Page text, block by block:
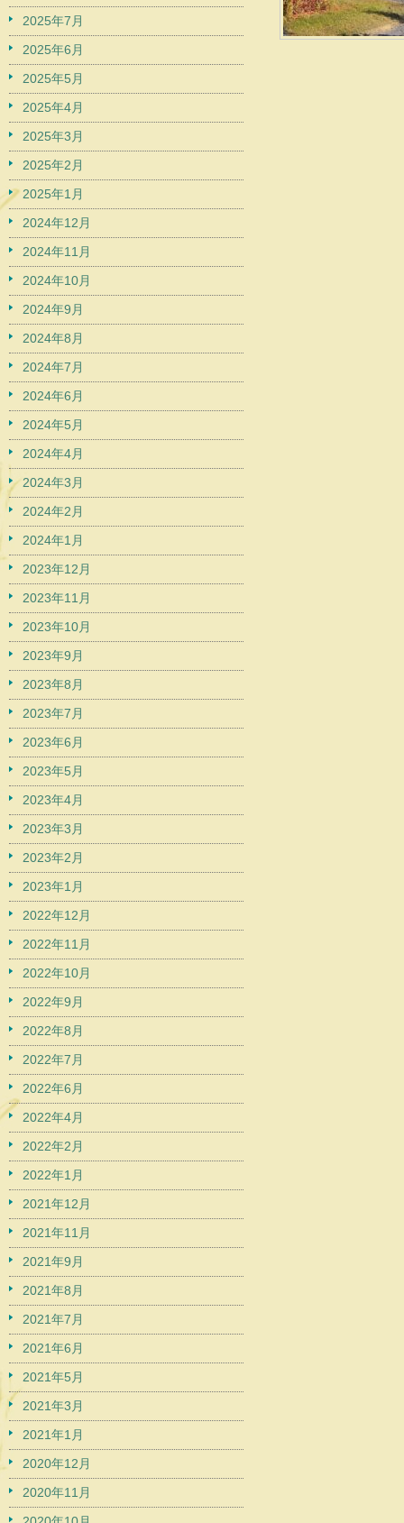
2025年7月
2025年6月
2025年5月
2025年4月
2025年3月
2025年2月
2025年1月
2024年12月
2024年11月
2024年10月
2024年9月
2024年8月
2024年7月
2024年6月
2024年5月
2024年4月
2024年3月
2024年2月
2024年1月
2023年12月
2023年11月
2023年10月
2023年9月
2023年8月
2023年7月
2023年6月
2023年5月
2023年4月
2023年3月
2023年2月
2023年1月
2022年12月
2022年11月
2022年10月
2022年9月
2022年8月
2022年7月
2022年6月
2022年4月
2022年2月
2022年1月
2021年12月
2021年11月
2021年9月
2021年8月
2021年7月
2021年6月
2021年5月
2021年3月
2021年1月
2020年12月
2020年11月